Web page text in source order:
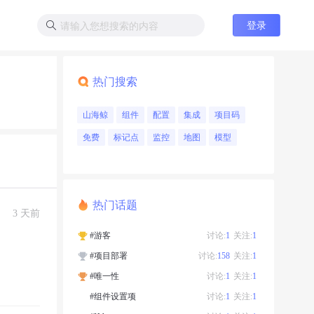
登录
3 天前
热门搜索
山海鲸 组件 配置 集成 项目码
免费 标记点 监控 地图 模型
热门话题
#游客 讨论:1 关注:1
#项目部署 讨论:158 关注:1
#唯一性 讨论:1 关注:1
#组件设置项 讨论:1 关注:1